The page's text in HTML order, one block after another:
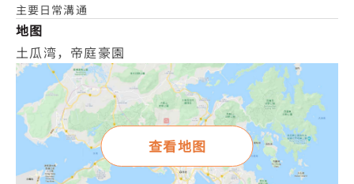
主要日常溝通
地图
土瓜湾，帝庭豪園
查看地图